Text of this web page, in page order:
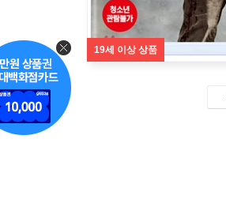
19세 이상 상품